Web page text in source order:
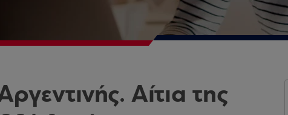
Αίτια της